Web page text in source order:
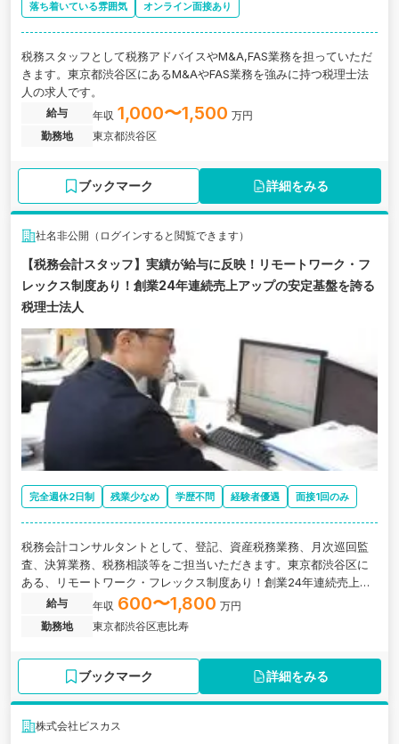
落ち着いている雰囲気
オンライン面接あり
税務スタッフとして税務アドバイスやM&A,FAS業務を担っていただ
きます。東京都渋谷区にあるM&AやFAS業務を強みに持つ税理士法
人の求人です。
給与 年収 1,000〜1,500 万円
勤務地
東京都渋谷区
ブックマーク 詳細をみる
社名非公開（ログインすると閲覧できます）
【税務会計スタッフ】実績が給与に反映！リモートワーク・フ
レックス制度あり！創業24年連続売上アップの安定基盤を誇る
税理士法人
完全週休2日制 残業少なめ 学歴不問 経験者優遇 面接1回のみ
税務会計コンサルタントとして、登記、資産税務業務、月次巡回監
査、決算業務、税務相談等をご担当いただきます。東京都渋谷区に
ある、リモートワーク・フレックス制度あり！創業24年連続売上ア
ップの安定基盤を誇る税理士法人の求人です。
給与 年収 600〜1,800 万円
勤務地
東京都渋谷区恵比寿
ブックマーク 詳細をみる
株式会社ビスカス